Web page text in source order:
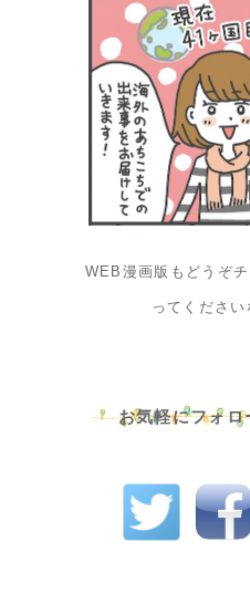
WEB漫画版もどうぞ
ってください
お気軽にフォロ